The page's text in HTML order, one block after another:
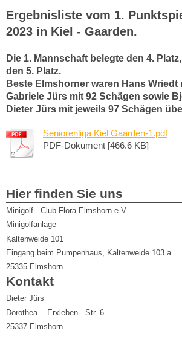
Ergebnisliste vom 1.
2023 in Kiel - Gaarden.
Die 1. Mannschaft belegte den 4.
den 5. Platz.
Beste Elmshorner waren Hans Wriedt
Gabriele Jürs mit 92 Schägen sowie
Dieter Jürs mit jeweils 97 Schägen
Seniorenliga Kiel Gaarden-1.pdf
PDF-Dokument [466.6 KB]
Hier finden Sie uns
Minigolf - Club Flora Elmshorn e.V.
Minigolfanlage
Kaltenweide 101
Eingang beim Pumpenhaus, Kaltenweide 103 a
25335 Elmshorn
Kontakt
Dieter Jürs
Dorothea - Erxleben - Str. 6
25337 Elmshorn